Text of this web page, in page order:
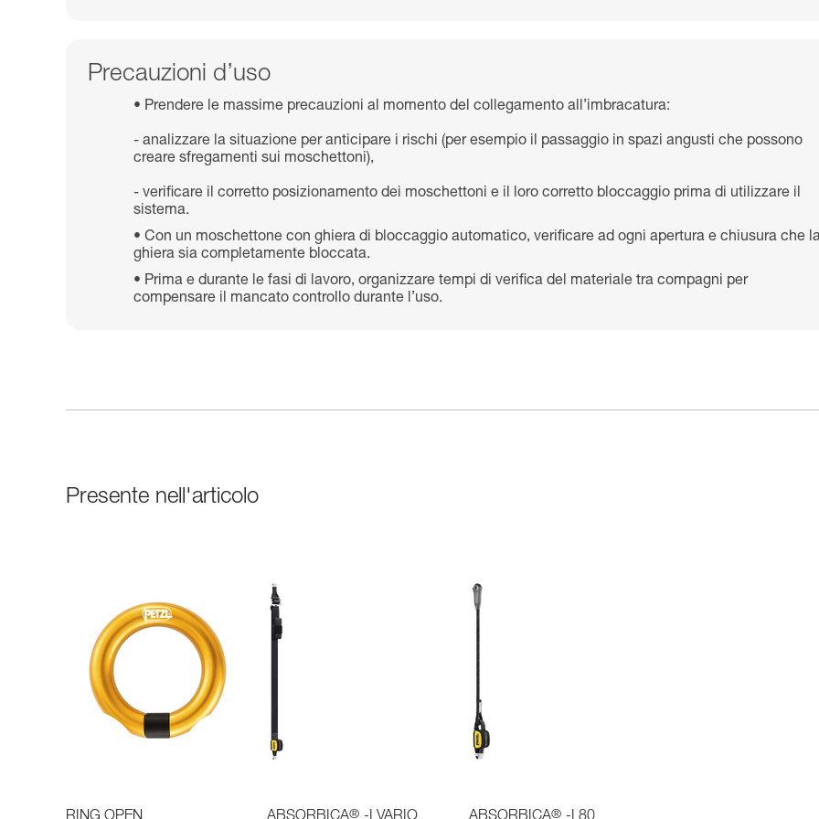
Precauzioni d’uso
Prendere le massime precauzioni al momento del collegamento all’imbracatura:
- analizzare la situazione per anticipare i rischi (per esempio il passaggio in spazi angusti che possono
creare sfregamenti sui moschettoni),
- verificare il corretto posizionamento dei moschettoni e il loro corretto bloccaggio prima di utilizzare il
sistema.
Con un moschettone con ghiera di bloccaggio automatico, verificare ad ogni apertura e chiusura che
ghiera sia completamente bloccata.
Prima e durante le fasi di lavoro, organizzare tempi di verifica del materiale tra compagni per
compensare il mancato controllo durante l’uso.
Presente nell'articolo
® ®